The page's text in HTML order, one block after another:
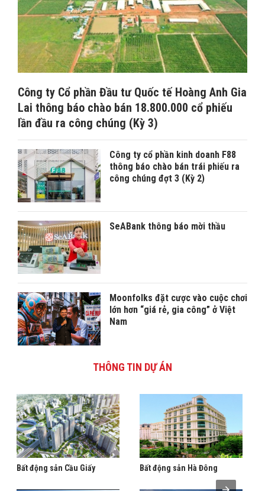
Công ty Cổ phần Đầu tư Quốc tế Hoàng Anh Gia
Lai thông báo chào bán 18.800.000 cổ phiếu
lần đầu ra công chúng (Kỳ 3)
Công ty cổ phần kinh doanh F88
thông báo chào bán trái phiếu ra
công chúng đợt 3 (Kỳ 2)
SeABank thông báo mời thầu
Moonfolks đặt cược vào cuộc chơi
lớn hơn “giá rẻ, gia công” ở Việt
Nam
THÔNG TIN DỰ ÁN
Bất động sản Cầu Giấy Bất động sản Hà Đông